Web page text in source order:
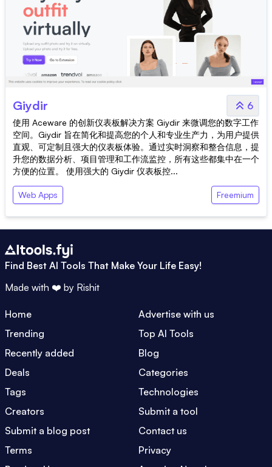
Giydir 6
使用 Aceware 的创新仪表板解决方案 Giydir 来微调您的数字工作
空间。Giydir 旨在简化和提高您的个人和专业生产力，为用户提供
直观、可定制且强大的仪表板体验。通过实时洞察和整合信息，提
升您的数据分析、项目管理和工作流监控，所有这些都集中在一个
方便的位置。 使用强大的 Giydir 仪表板控...
Web Apps Freemium
Find Best AI Tools That Make Your Life Easy!
Made with ❤️ by Rishit
Home
Advertise with us
Trending
Top AI Tools
Recently added
Blog
Deals
Categories
Tags
Technologies
Creators
Submit a tool
Submit a blog post
Contact us
Terms
Privacy